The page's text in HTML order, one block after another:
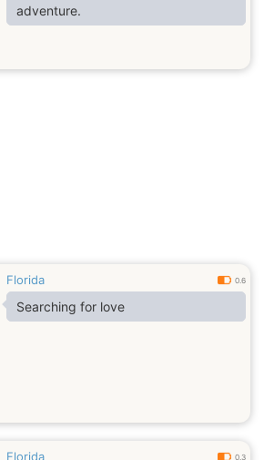
adventure.
Florida 0.6
Searching for love
Florida 0.3